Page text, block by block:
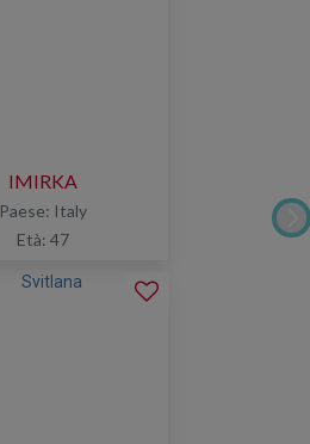
IMIRKA
Paese: Italy
Età: 47